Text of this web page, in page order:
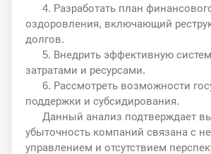
4. Разработать план
оздоровления, включающий
долгов.
5. Внедрить эффективную
затратами и ресурсами.
6. Рассмотреть возможности
поддержки и субсидирования.
Данный анализ подтверждает
убыточность компаний связана с
управлением и отсутствием